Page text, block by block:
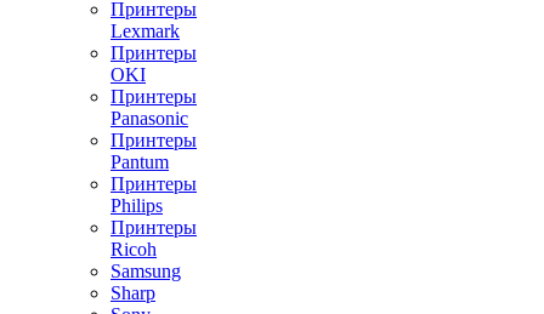
Принтеры
Lexmark
Принтеры
OKI
Принтеры
Panasonic
Принтеры
Pantum
Принтеры
Philips
Принтеры
Ricoh
Samsung
Sharp